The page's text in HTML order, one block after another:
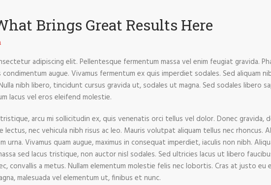
Brings Great Results Here
adipiscing elit. Pellentesque fermentum massa vel enim feugiat gravida.
augue. Vivamus fermentum ex quis imperdiet sodales. Sed aliquam
nibh libero, tincidunt cursus gravida ut, sodales ut magna. Sed sodales libero
lacus vel eros eleifend molestie.
arcu mi sollicitudin ex, quis venenatis orci tellus vel dolor. Donec gravida,
lectus, nec vehicula nibh risus ac leo. Mauris volutpat aliquam tellus nec rhoncus.
urna. Vivamus quam augue, maximus in consequat imperdiet, iaculis non nibh.
sed lacus tristique, non auctor nisl sodales. Sed ultricies lacus ut libero
convallis a metus. Nullam elementum molestie felis nec lobortis. Cras at justo eu
malesuada vel elementum ut, finibus et nunc.